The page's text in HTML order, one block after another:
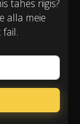
tahes riigis?
alla meie